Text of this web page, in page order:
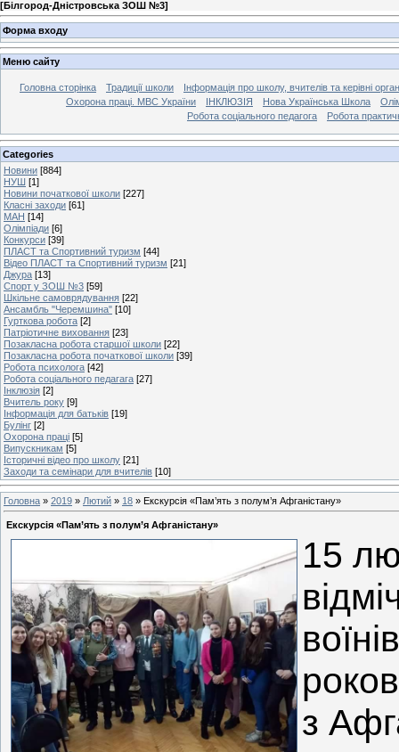
[Білгород-Дністровська ЗОШ №3]
Форма входу
Меню сайту
Головна сторінка Традиції школи
Інформація про школу, вчителів та керівні
Охорона праці. МВС України
ІНКЛЮЗІЯ Нова Українська Школа
Робота соціального педагога
Робота
Categories
Новини [884]
НУШ [1]
Новини початкової школи [227]
Класні заходи [61]
МАН [14]
Олімпіади [6]
Конкурси [39]
ПЛАСТ та Спортивний туризм [44]
Відео ПЛАСТ та Спортивний туризм [21]
Джура [13]
Спорт у ЗОШ №3 [59]
Шкільне самоврядування [22]
Ансамбль "Черемшина" [10]
Гурткова робота [2]
Патріотичне виховання [23]
Позакласна робота старшої школи [22]
Позакласна робота початкової школи [39]
Робота психолога [42]
Робота соціального педагага [27]
Інклюзія [2]
Вчитель року [9]
Інформація для батьків [19]
Булінг [2]
Охорона праці [5]
Випускникам [5]
Історичні відео про школу [21]
Заходи та семінари для вчителів [10]
Головна » 2019 » Лютий » 18 » Екскурсія «Пам’ять з полум’я Афганістану»
Екскурсія «Пам’ять з полум’я Афганістану»
15
з